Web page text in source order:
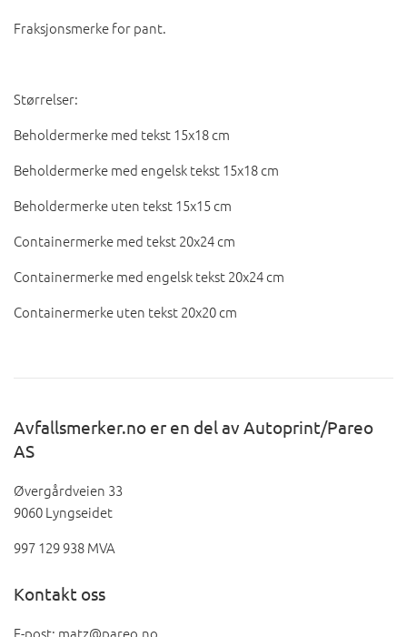
Fraksjonsmerke for pant.
Størrelser:
Beholdermerke med tekst 15x18 cm
Beholdermerke med engelsk tekst 15x18 cm
Beholdermerke uten tekst 15x15 cm
Containermerke med tekst 20x24 cm
Containermerke med engelsk tekst 20x24 cm
Containermerke uten tekst 20x20 cm
Avfallsmerker.no er en del av Autoprint/Pareo
AS
Øvergårdveien 33
9060 Lyngseidet
997 129 938 MVA
Kontakt oss
E-post: matz@pareo.no